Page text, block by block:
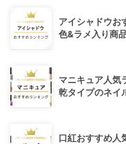
アイシャドウお
色&ラメ入り商
マニキュア人気
乾タイプのネイ
口紅おすすめ人